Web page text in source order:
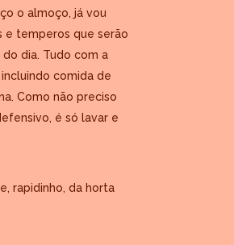
o almoço, já vou
e temperos que serão
dia. Tudo com a
comida de
Como não preciso
é só lavar e
rapidinho, da horta